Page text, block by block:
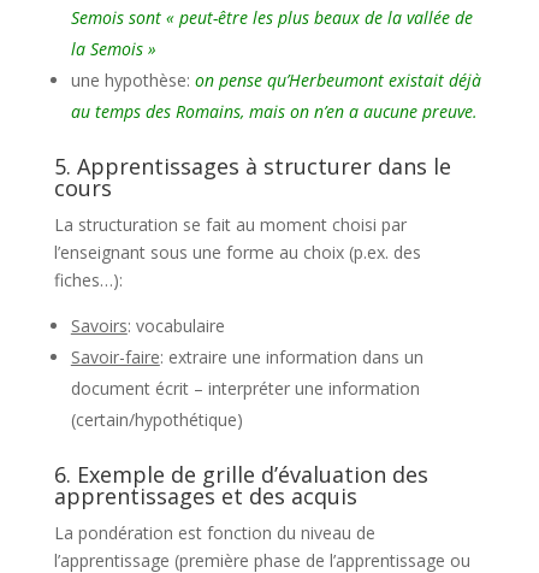
Semois sont « peut-être les plus beaux de la vallée de
la Semois »
une hypothèse: on pense qu’Herbeumont existait déjà
au temps des Romains, mais on n’en a aucune preuve.
5. Apprentissages à structurer dans le
cours
La structuration se fait au moment choisi par
l’enseignant sous une forme au choix (p.ex. des
fiches…):
Savoirs: vocabulaire
Savoir-faire: extraire une information dans un
document écrit – interpréter une information
(certain/hypothétique)
6. Exemple de grille d’évaluation des
apprentissages et des acquis
La pondération est fonction du niveau de
l’apprentissage (première phase de l’apprentissage ou